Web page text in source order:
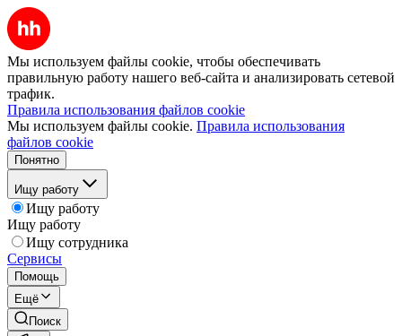
Мы используем файлы cookie, чтобы обеспечивать
правильную работу нашего веб-сайта и анализировать сетевой
трафик.
Правила использования файлов cookie
Мы используем файлы cookie. Правила использования
файлов cookie
Понятно
Ищу работу
Ищу работу
Ищу работу
Ищу сотрудника
Сервисы
Помощь
Ещё
Поиск